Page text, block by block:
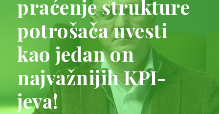
praćenje strukture
potrošača uvesti
kao jedan on
najvažnijih KPI-
jeva!